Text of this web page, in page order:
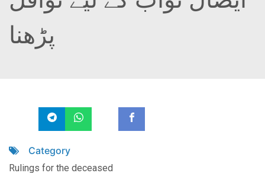
پڑھنا
Category
Rulings for the deceased